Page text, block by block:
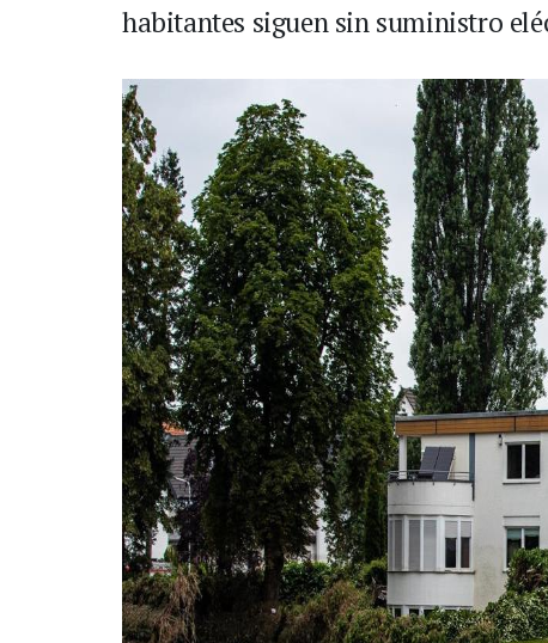
habitantes siguen sin suministro